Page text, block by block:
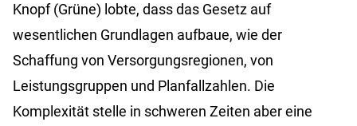
Knopf (Grüne) lobte, dass das Gesetz auf
wesentlichen Grundlagen aufbaue, wie der
Schaffung von Versorgungsregionen, von
Leistungsgruppen und Planfallzahlen. Die
Komplexität stelle in schweren Zeiten aber eine